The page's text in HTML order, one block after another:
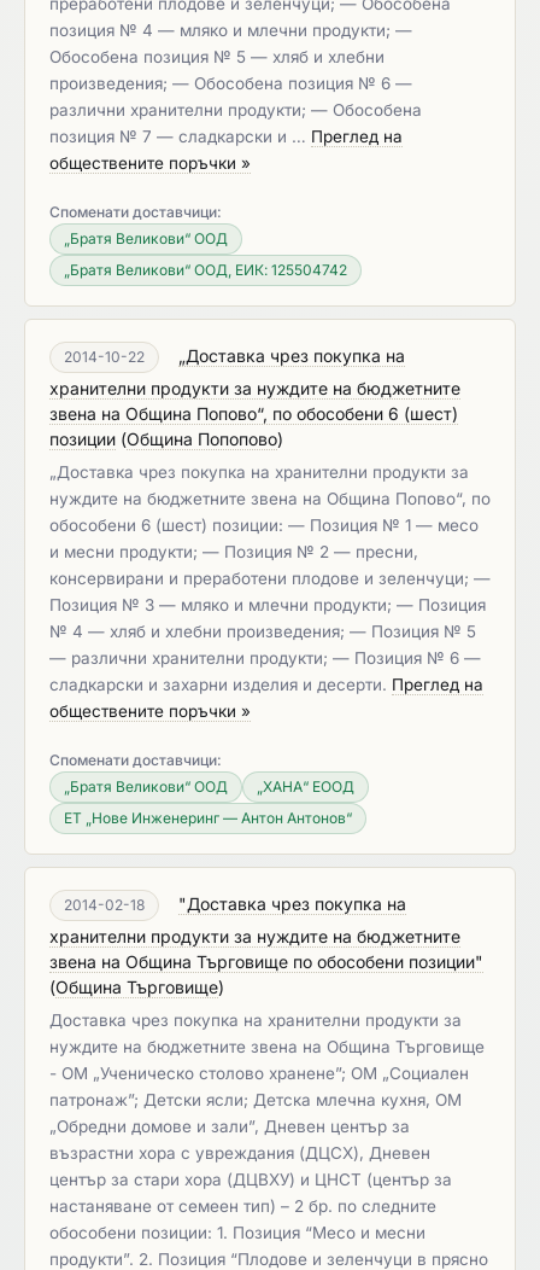
позиция № 4 — мляко и млечни продукти; —
Обособена позиция № 5 — хляб и хлебни
произведения; — Обособена позиция № 6 —
различни хранителни продукти; — Обособена
позиция № 7 — сладкарски и … Преглед на
обществените поръчки »
Споменати доставчици:
„Братя Великови“ ООД
„Братя Великови“ ООД, ЕИК: 125504742
2014-10-22
„Доставка чрез покупка на
хранителни продукти за нуждите на бюджетните
звена на Община Попово“, по обособени 6 (шест)
позиции (Община Попопово)
„Доставка чрез покупка на хранителни продукти за
нуждите на бюджетните звена на Община Попово“, по
обособени 6 (шест) позиции: — Позиция № 1 — месо
и месни продукти; — Позиция № 2 — пресни,
консервирани и преработени плодове и зеленчуци; —
Позиция № 3 — мляко и млечни продукти; — Позиция
№ 4 — хляб и хлебни произведения; — Позиция № 5
— различни хранителни продукти; — Позиция № 6 —
сладкарски и захарни изделия и десерти. Преглед на
обществените поръчки »
Споменати доставчици:
„Братя Великови“ ООД
„ХАНА“ ЕООД
ЕТ „Нове Инженеринг — Антон Антонов“
2014-02-18
"Доставка чрез покупка на
хранителни продукти за нуждите на бюджетните
звена на Община Търговище по обособени позиции"
(Община Търговище)
Доставка чрез покупка на хранителни продукти за
нуждите на бюджетните звена на Община Търговище
- ОМ „Ученическо столово хранене”; ОМ „Социален
патронаж”; Детски ясли; Детска млечна кухня, ОМ
„Обредни домове и зали”, Дневен център за
възрастни хора с увреждания (ДЦСХ), Дневен
център за стари хора (ДЦВХУ) и ЦНСТ (център за
настаняване от семеен тип) – 2 бр. по следните
обособени позиции: 1. Позиция “Месо и месни
продукти”. 2. Позиция “Плодове и зеленчуци в прясно